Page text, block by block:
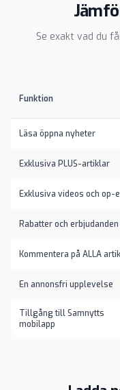
Se exakt vad du
Funktion
Läsa öppna nyheter
Exklusiva PLUS-artiklar
Exklusiva videos och op-
Rabatter och erbjudanden
Kommentera på ALLA
En annonsfri upplevelse
Tillgång till Samnytts
mobilapp